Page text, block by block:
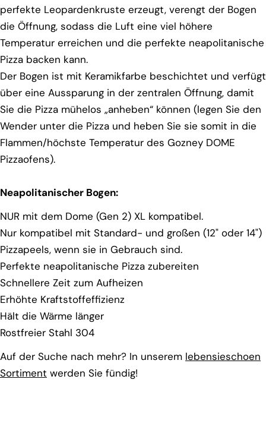
perfekte Leopardenkruste erzeugt, verengt der Bogen
die Öffnung, sodass die Luft eine viel höhere
Temperatur erreichen und die perfekte neapolitanische
Pizza backen kann.
Der Bogen ist mit Keramikfarbe beschichtet und verfügt
über eine Aussparung in der zentralen Öffnung, damit
Sie die Pizza mühelos „anheben“ können (legen Sie den
Wender unter die Pizza und heben Sie sie somit in die
Flammen/höchste Temperatur des Gozney DOME
Pizzaofens).
Neapolitanischer Bogen:
NUR mit dem Dome (Gen 2) XL kompatibel.
Nur kompatibel mit Standard- und großen (12" oder 14")
Pizzapeels, wenn sie in Gebrauch sind.
Perfekte neapolitanische Pizza zubereiten
Schnellere Zeit zum Aufheizen
Erhöhte Kraftstoffeffizienz
Hält die Wärme länger
Rostfreier Stahl 304
Auf der Suche nach mehr? In unserem lebensieschoen
Sortiment werden Sie fündig!